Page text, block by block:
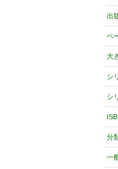
出
ペ
大
シ
シ
分
一